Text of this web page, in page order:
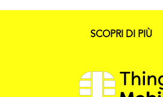
SCOPRI DI PIÙ